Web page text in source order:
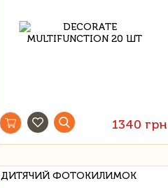
1340 грн
ДИТЯЧИЙ ФОТОКИЛИМОК